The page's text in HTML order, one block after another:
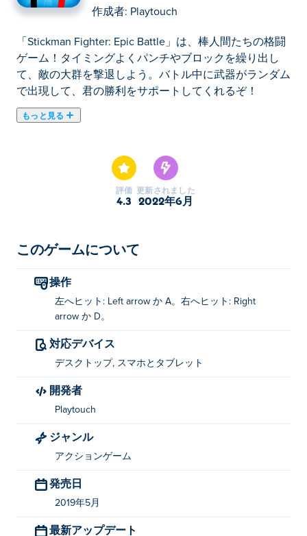
作成者: Playtouch
「Stickman Fighter: Epic Battle」は、棒人間たちの格闘
ゲーム！タイミングよくパンチやブロックを繰り出し
て、敵の大群を撃退しよう。バトル中に武器がランダム
で出現して、君の勝利をサポートしてくれるぞ！
もっと見る
評価
4.3
更新されました
2022年6月
このゲームについて
操作
左へヒット: Left arrow か A。右へヒット: Right
arrow か D。
対応デバイス
デスクトップ, スマホとタブレット
開発者
Playtouch
ジャンル
アクションゲーム
発売日
2019年5月
最新アップデート